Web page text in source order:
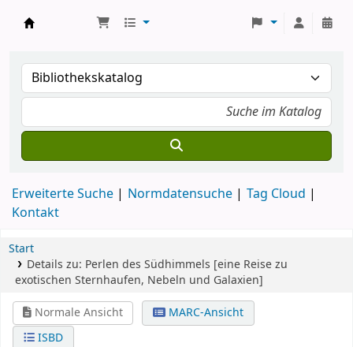
Erweiterte Suche Normdatensuche
Tag Cloud
Kontakt
Start
Details zu: Perlen des Südhimmels [eine Reise zu
exotischen Sternhaufen, Nebeln und Galaxien]
Normale Ansicht
MARC-Ansicht
ISBD